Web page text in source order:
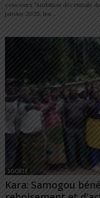
concours “Ambition décennale
janvier 2025, les...
SOCIÉTÉ
Kara: Samogou